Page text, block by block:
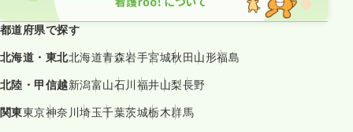
都道府県で探す
北海道・東北北海道青森岩手宮城秋田山形福島
北陸・甲信越新潟富山石川福井山梨長野
関東東京神奈川埼玉千葉茨城栃木群馬